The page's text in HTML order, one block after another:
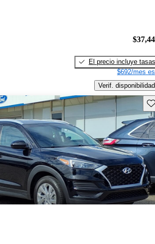
El precio incluye tasas
$692/mes
Verif. disponibilidad